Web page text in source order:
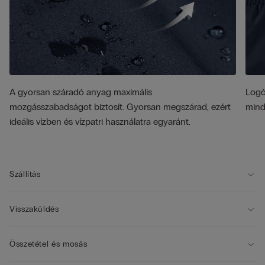
A gyorsan száradó anyag maximális
mozgásszabadságot biztosít. Gyorsan megszárad, ezért
ideális vízben és vízpatri használatra egyaránt.
Szállítás
Visszaküldés
Összetétel és mosás